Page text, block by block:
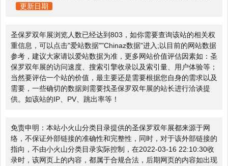
更新日期
圣保罗双年展浏览人数已经达到803，如你需要查询该站的相关权
重信息，可以点击"爱站数据""Chinaz数据"进入;以目前的网站数据
参考，建议大家请以爱站数据为准，更多网站价值评估因素如：圣
保罗双年展的访问速度、搜索引擎收录以及索引量、用户体验等；
当然要评估一个站的价值，最主要还是需要根据您自身的需求以及
需要，一些确切的数据则需要找圣保罗双年展的站长进行洽谈提
供。如该站的IP、PV、跳出率等！
免责申明：本站小火山分类目录提供的圣保罗双年展都来源于网
络，不保证外部链接的准确性和完整性，同时，对于该外部链接的
指向，不由小火山分类目录实际控制，在2022-03-16 22:10:30收
录时，该网页上的内容，都属于合规合法，后期网页的内容如出现